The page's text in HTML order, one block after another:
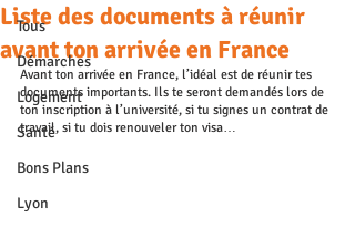
Tous
Démarches
Logement
Santé
Bons Plans
Lyon
Liste des documents à réunir
avant ton arrivée en France
Avant ton arrivée en France, l’idéal est de réunir tes
documents importants. Ils te seront demandés lors de
ton inscription à l’université, si tu signes un contrat de
travail, si tu dois renouveler ton visa…